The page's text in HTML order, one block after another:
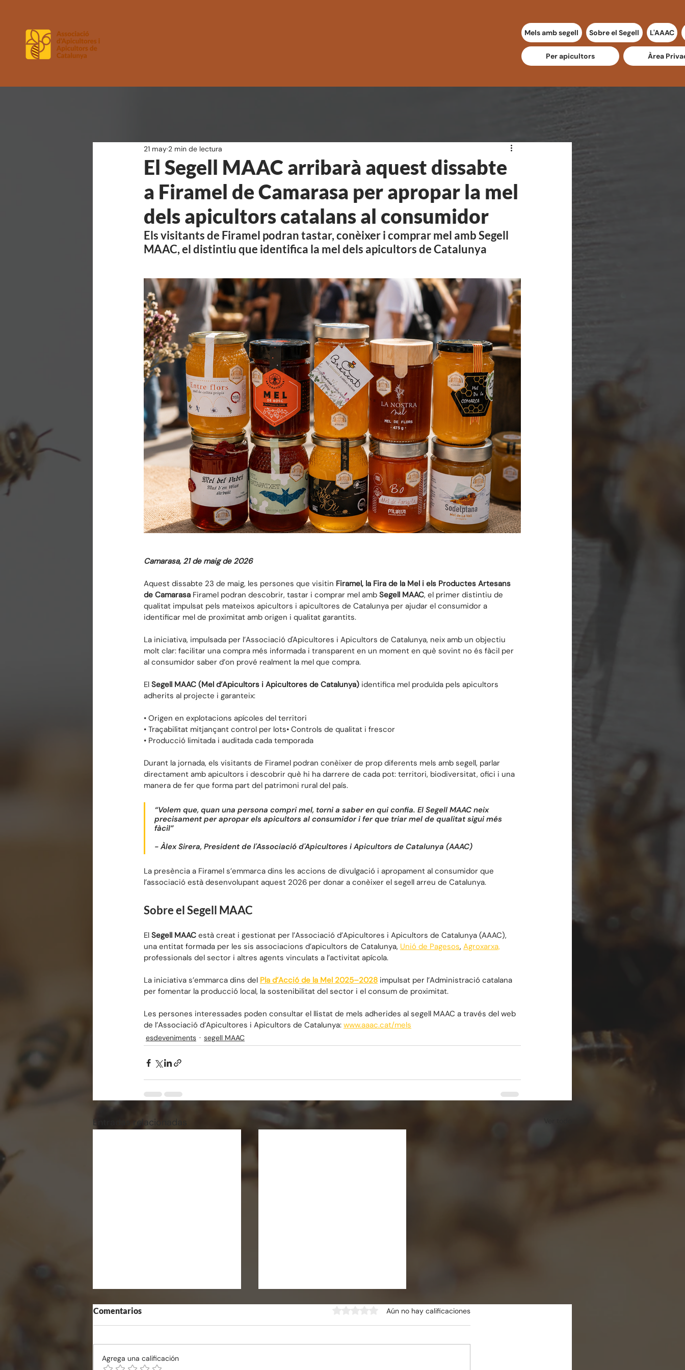
Mels amb segell Sobre el Segell L'AAAC
Per apicultors Àrea
El Segell MAAC arribarà aquest dissabte
a Firamel de Camarasa per apropar la mel
dels apicultors catalans al consumidor
21 may 2 min de lectura
Els visitants de Firamel podran tastar, conèixer i comprar mel amb Segell
MAAC, el distintiu que identifica la mel dels apicultors de Catalunya
Camarasa, 21 de maig de 2026
Aquest dissabte 23 de maig, les persones que visitin Firamel, la Fira de la Mel i els Productes Artesans
de Camarasa Firamel podran descobrir, tastar i comprar mel amb Segell MAAC, el primer distintiu de
qualitat impulsat pels mateixos apicultors i apicultores de Catalunya per ajudar el consumidor a
identificar mel de proximitat amb origen i qualitat garantits.
La iniciativa, impulsada per l’Associació d'Apicultores i Apicultors de Catalunya, neix amb un objectiu
molt clar: facilitar una compra més informada i transparent en un moment en què sovint no és fàcil per
al consumidor saber d’on prové realment la mel que compra.
El Segell MAAC (Mel d’Apicultors i Apicultores de Catalunya) identifica mel produïda pels apicultors
adherits al projecte i garanteix:
• Origen en explotacions apícoles del territori
• Traçabilitat mitjançant control per lots• Controls de qualitat i frescor
• Producció limitada i auditada cada temporada
Durant la jornada, els visitants de Firamel podran conèixer de prop diferents mels amb segell, parlar
directament amb apicultors i descobrir què hi ha darrere de cada pot: territori, biodiversitat, ofici i una
manera de fer que forma part del patrimoni rural del país.
“Volem que, quan una persona compri mel, torni a saber en qui confia. El Segell MAAC neix
precisament per apropar els apicultors al consumidor i fer que triar mel de qualitat sigui més
fàcil”
- Àlex Sirera, President de l'Associació d'Apicultores i Apicultors de Catalunya (AAAC)
La presència a Firamel s’emmarca dins les accions de divulgació i apropament al consumidor que
l’associació està desenvolupant aquest 2026 per donar a conèixer el segell arreu de Catalunya.
Sobre el Segell MAAC
El Segell MAAC està creat i gestionat per l’Associació d’Apicultores i Apicultors de Catalunya (AAAC),
una entitat formada per les sis associacions d’apicultors de Catalunya, Unió de Pagesos, Agroxarxa,
professionals del sector i altres agents vinculats a l’activitat apícola.
La iniciativa s’emmarca dins del Pla d’Acció de la Mel 2025–2028 impulsat per l’Administració catalana
per fomentar la producció local, la sostenibilitat del sector i el consum de proximitat.
Les persones interessades poden consultar el llistat de mels adherides al segell MAAC a través del web
de l’Associació d’Apicultores i Apicultors de Catalunya: www.aaac.cat/mels
esdeveniments segell MAAC
Entradas relacionadas
Comentarios Obtuvo 0 de 5 estrellas.Aún no hay calificaciones
Agrega una calificación